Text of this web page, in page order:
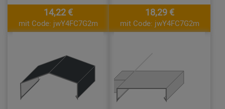
14,22 €
mit Code: jwY4FC7G2m
18,29 €
mit Code: jwY4FC7G2m